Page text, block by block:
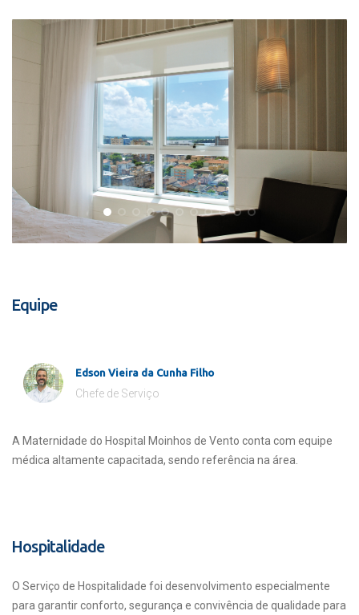
Equipe
Edson Vieira da Cunha Filho
Chefe de Serviço
A Maternidade do Hospital Moinhos de Vento conta com equipe
médica altamente capacitada, sendo referência na área.
Hospitalidade
O Serviço de Hospitalidade foi desenvolvimento especialmente
para garantir conforto, segurança e convivência de qualidade para